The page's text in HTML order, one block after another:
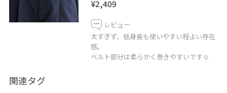
¥2,409
レビュー
太すぎず、低身長も使いやすい程よい存在
感。
ベルト部分は柔らかく巻きやすいです☺︎
関連タグ